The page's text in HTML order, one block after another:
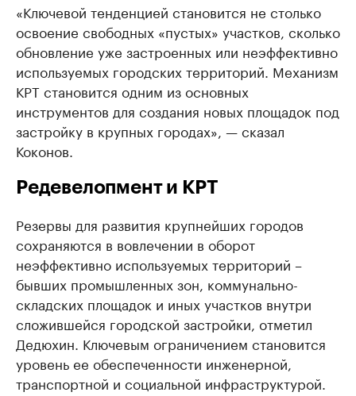
«Ключевой тенденцией становится не столько
освоение свободных «пустых» участков, сколько
обновление уже застроенных или неэффективно
используемых городских территорий. Механизм
КРТ становится одним из основных
инструментов для создания новых площадок под
застройку в крупных городах», — сказал
Коконов.
Редевелопмент и КРТ
Резервы для развития крупнейших городов
сохраняются в вовлечении в оборот
неэффективно используемых территорий –
бывших промышленных зон, коммунально-
складских площадок и иных участков внутри
сложившейся городской застройки, отметил
Дедюхин. Ключевым ограничением становится
уровень ее обеспеченности инженерной,
транспортной и социальной инфраструктурой.